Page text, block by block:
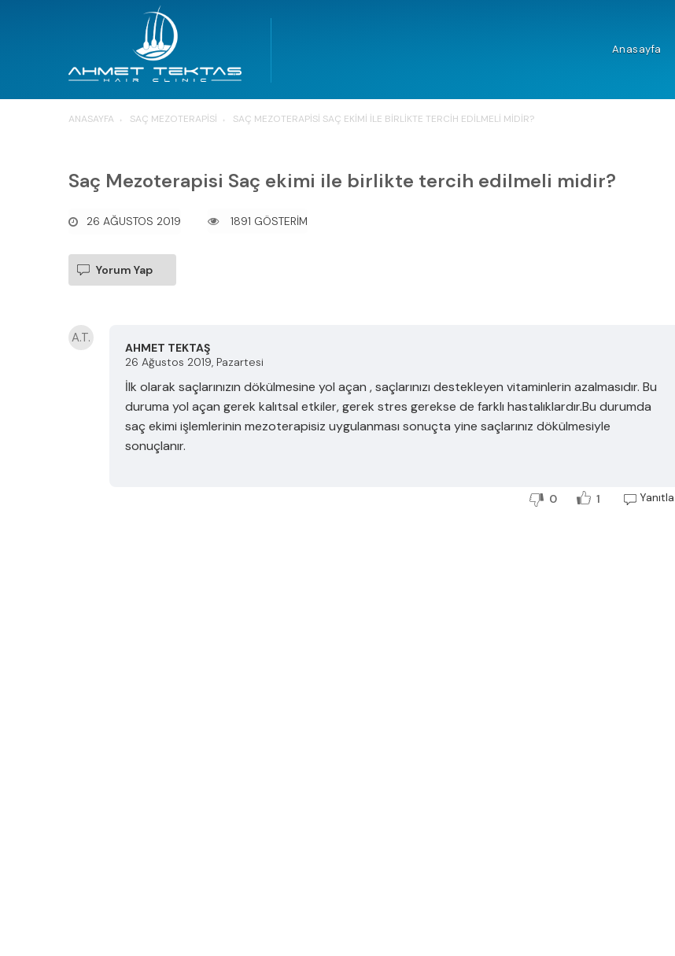
Anasayfa
ANASAYFA SAÇ MEZOTERAPISI SAÇ MEZOTERAPISI SAÇ EKIMI ILE BIRLIKTE TERCIH EDILMELI MIDIR?
Saç Mezoterapisi Saç ekimi ile birlikte tercih edilmeli midir?
26 AĞUSTOS 2019 1891 GÖSTERİM
Yorum Yap
A.T.
AHMET TEKTAŞ
26 Ağustos 2019, Pazartesi
İlk olarak saçlarınızın dökülmesine yol açan , saçlarınızı destekleyen vitaminlerin azalmasıdır. Bu
duruma yol açan gerek kalıtsal etkiler, gerek stres gerekse de farklı hastalıklardır.Bu durumda
saç ekimi işlemlerinin mezoterapisiz uygulanması sonuçta yine saçlarınız dökülmesiyle
sonuçlanır.
0 1 Yanıtla